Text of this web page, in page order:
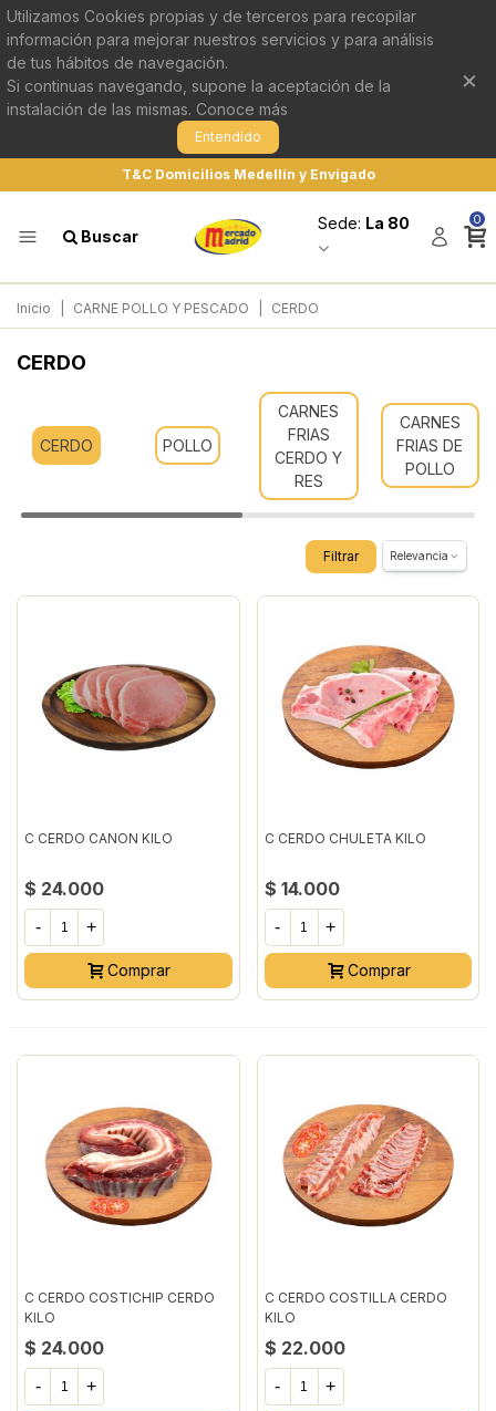
Utilizamos Cookies propias y de terceros para recopilar
información para mejorar nuestros servicios y para análisis
de tus hábitos de navegación.
Si continuas navegando, supone la aceptación de la
instalación de las mismas. Conoce más
Entendido
×
T&C Domicilios Medellín y Envigado
Buscar
Sede: La 80 0
Inicio CARNE POLLO Y PESCADO CERDO
CERDO
CERDO POLLO
CARNES
FRIAS
CERDO Y
RES
CARNES
FRIAS DE
POLLO
Filtrar Relevancia
C CERDO CANON KILO
$ 24.000
- +
Comprar
C CERDO CHULETA KILO
$ 14.000
- +
Comprar
C CERDO COSTICHIP CERDO
KILO
$ 24.000
- +
C CERDO COSTILLA CERDO
KILO
$ 22.000
- +